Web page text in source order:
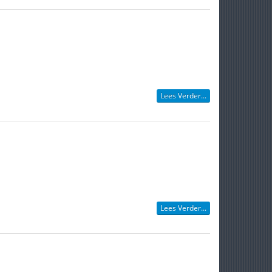
Lees Verder...
Lees Verder...